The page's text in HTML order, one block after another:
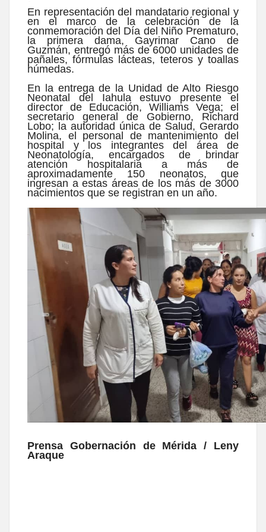
En representación del mandatario regional y
en el marco de la celebración de la
conmemoración del Día del Niño Prematuro,
la primera dama, Gayrimar Cano de
Guzmán, entregó más de 6000 unidades de
pañales, fórmulas lácteas, teteros y toallas
húmedas.
En la entrega de la Unidad de Alto Riesgo
Neonatal del Iahula estuvo presente el
director de Educación, Williams Vega; el
secretario general de Gobierno, Richard
Lobo; la autoridad única de Salud, Gerardo
Molina, el personal de mantenimiento del
hospital y los integrantes del área de
Neonatología, encargados de brindar
atención hospitalaria a más de
aproximadamente 150 neonatos, que
ingresan a estas áreas de los más de 3000
nacimientos que se registran en un año.
Prensa Gobernación de Mérida / Leny
Araque